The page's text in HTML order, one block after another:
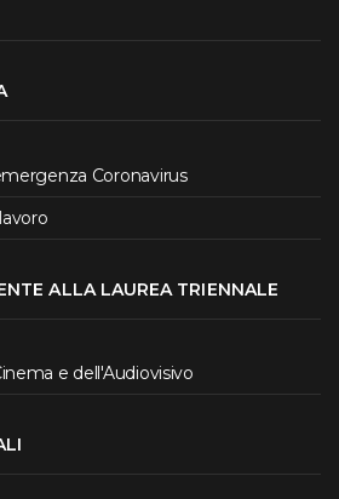
Coronavirus
ALLA LAUREA TRIENNALE
e dell'Audiovisivo